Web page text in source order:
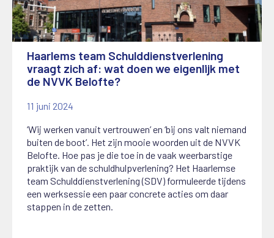
Haarlems team Schulddienstverlening
vraagt zich af: wat doen we eigenlijk met
de NVVK Belofte?
11 juni 2024
‘Wij werken vanuit vertrouwen’ en ‘bij ons valt niemand
buiten de boot’. Het zijn mooie woorden uit de NVVK
Belofte. Hoe pas je die toe in de vaak weerbarstige
praktijk van de schuldhulpverlening? Het Haarlemse
team Schulddienstverlening (SDV) formuleerde tijdens
een werksessie een paar concrete acties om daar
stappen in de zetten.